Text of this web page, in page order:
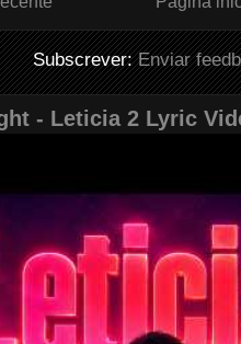
Subscrever:Enviar
- Leticia 2 Lyric